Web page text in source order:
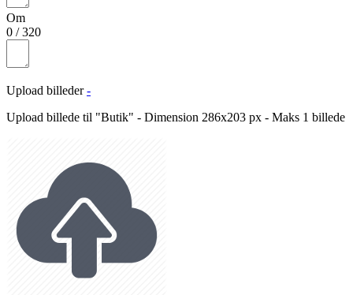
Om
0 /320
Upload billeder -
Upload billede til "Butik" - Dimension 286x203 px - Maks 1 billede